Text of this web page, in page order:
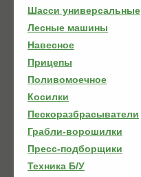
Шасси универсальные
Лесные машины
Навесное
Прицепы
Поливомоечное
Косилки
Пескоразбрасыватели
Грабли-ворошилки
Пресс-подборщики
Техника Б/У